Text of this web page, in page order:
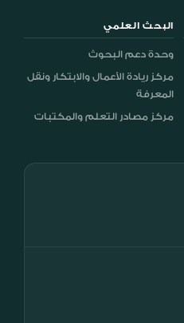
البحث العلمي
وحدة دعم البحوث
مركز ريادة الأعمال والابتكار ونقل
المعرفة
مركز مصادر التعلم والمكتبات